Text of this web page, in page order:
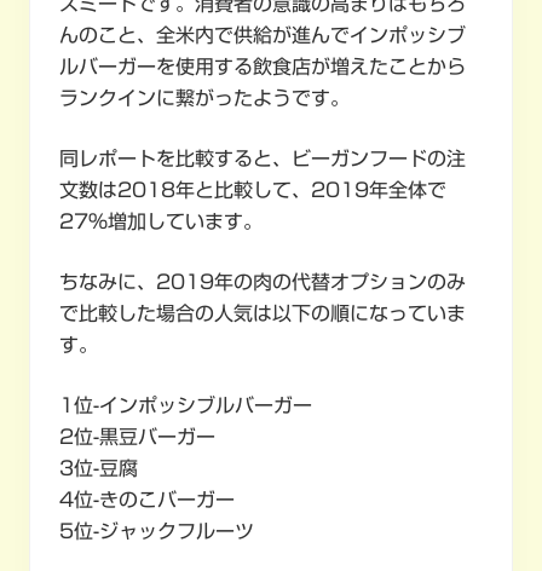
んのこと、全米内で供給が進んでインポッシブ
ルバーガーを使用する飲食店が増えたことから
ランクインに繋がったようです。
同レポートを比較すると、ビーガンフードの注
文数は2018年と比較して、2019年全体で
27％増加しています。
ちなみに、2019年の肉の代替オプションのみ
で比較した場合の人気は以下の順になっていま
す。
1位-インポッシブルバーガー
2位-黒豆バーガー
3位-豆腐
4位-きのこバーガー
5位-ジャックフルーツ